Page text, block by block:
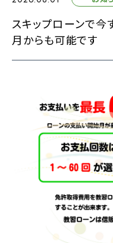
準中型自動車
普通自動車 第二種
受験資格特例教習
ペーパードライバー
ペーパーライダー講習
免許取得までの流れ
スキップローンで今
月からも可能です